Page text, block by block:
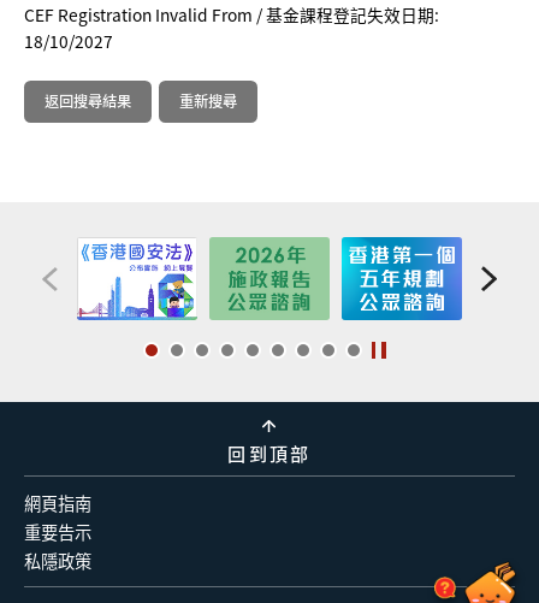
CEF Registration Invalid From / 基金課程登記失效日期:
18/10/2027
返回搜尋結果 重新搜尋
回到頂部
網頁指南
重要告示
私隱政策